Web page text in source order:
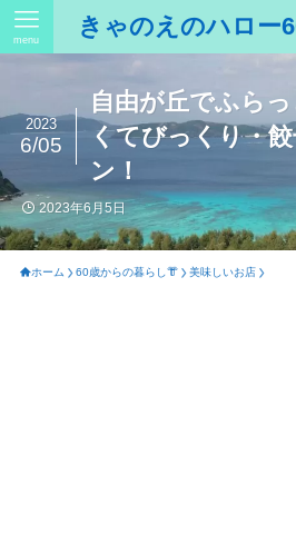
きゃのえのハロー
menu
自由が丘でふら
くてびっくり・
ン！
2023
6/05
2023年6月5日
ホーム 60歳からの暮らし👘 美味しいお店